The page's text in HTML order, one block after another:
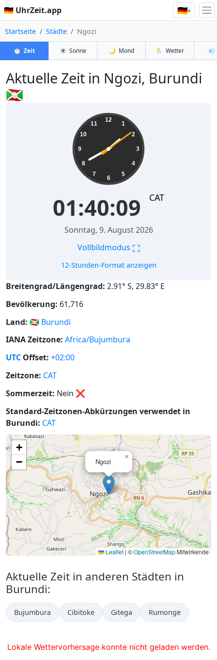
🇩🇪 UhrZeit.app 🇩🇪▾
Startseite Städte Ngozi
⏱️ Zeit ☀️ Sonne 🌙 Mond 🌦️ Wetter 💨
Aktuelle Zeit in Ngozi, Burundi
🇧🇮
12
1
2
3
4
5
6
7
8
9
10
11
01:40:09 CAT
Sonntag, 9. August 2026
Vollbildmodus ⛶
12-Stunden-Format anzeigen
Breitengrad/Längengrad: 2.91° S, 29.83° E
Bevölkerung: 61,716
Land: 🇧🇮 Burundi
IANA Zeitzone: Africa/Bujumbura
UTC Offset: +02:00
Zeitzone: CAT
Sommerzeit: Nein ❌
Standard-Zeitzonen-Abkürzungen verwendet in
Burundi: CAT
Ngozi
×
+
−
Leaflet | ©OpenStreetMapMitwirkende
Aktuelle Zeit in anderen Städten in
Burundi:
Bujumbura Cibitoke Gitega Rumonge
Lokale Wettervorhersage konnte nicht geladen werden.